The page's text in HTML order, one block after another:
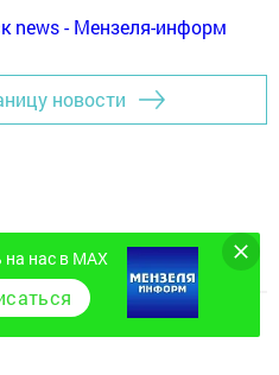
news - Мензеля-информ
новости
нас в MAX